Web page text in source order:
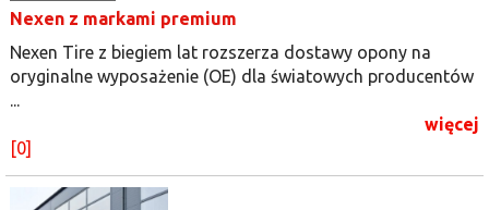
Nexen z markami premium
Nexen Tire z biegiem lat rozszerza dostawy opony na
oryginalne wyposażenie (OE) dla światowych producentów
...
więcej
[0]